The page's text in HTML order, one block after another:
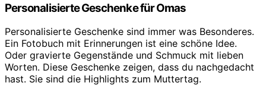
Personalisierte Geschenke für Omas
Personalisierte Geschenke sind immer was Besonderes.
Ein Fotobuch mit Erinnerungen ist eine schöne Idee.
Oder gravierte Gegenstände und Schmuck mit lieben
Worten. Diese Geschenke zeigen, dass du nachgedacht
hast. Sie sind die Highlights zum Muttertag.